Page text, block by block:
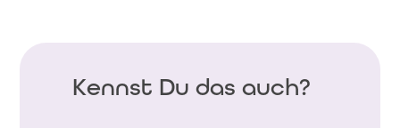
Kennst Du das auch?